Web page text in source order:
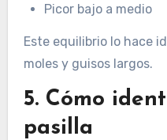
Picor bajo a medio
Este equilibrio lo hace
moles y guisos largos.
5. Cómo
pasilla